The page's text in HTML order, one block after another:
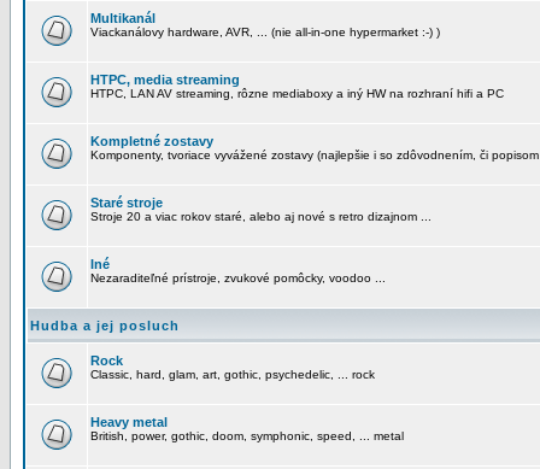
Multikanál
Viackanálovy hardware, AVR, ... (nie all-in-one hypermarket :-) )
HTPC, media streaming
HTPC, LAN AV streaming, rôzne mediaboxy a iný HW na rozhraní hifi a PC
Kompletné zostavy
Komponenty, tvoriace vyvážené zostavy (najlepšie i so zdôvodnením, či
Staré stroje
Stroje 20 a viac rokov staré, alebo aj nové s retro dizajnom ...
Iné
Nezaraditeľné prístroje, zvukové pomôcky, voodoo ...
Hudba a jej posluch
Rock
Classic, hard, glam, art, gothic, psychedelic, ... rock
Heavy metal
British, power, gothic, doom, symphonic, speed, ... metal